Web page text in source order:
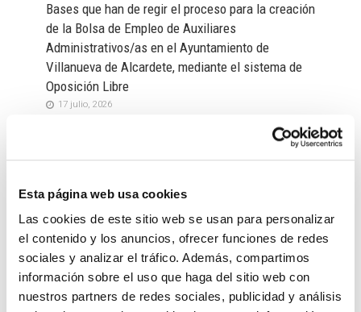
Esta página web usa cookies
Las cookies de este sitio web se usan para personalizar
el contenido y los anuncios, ofrecer funciones de redes
sociales y analizar el tráfico. Además, compartimos
información sobre el uso que haga del sitio web con
nuestros partners de redes sociales, publicidad y análisis
Bases que han de regir el proceso para la creación
de la Bolsa de Empleo de Auxiliares
Administrativos/as en el Ayuntamiento de
Villanueva de Alcardete, mediante el sistema de
Oposición Libre
17 julio, 2026
GENERAL